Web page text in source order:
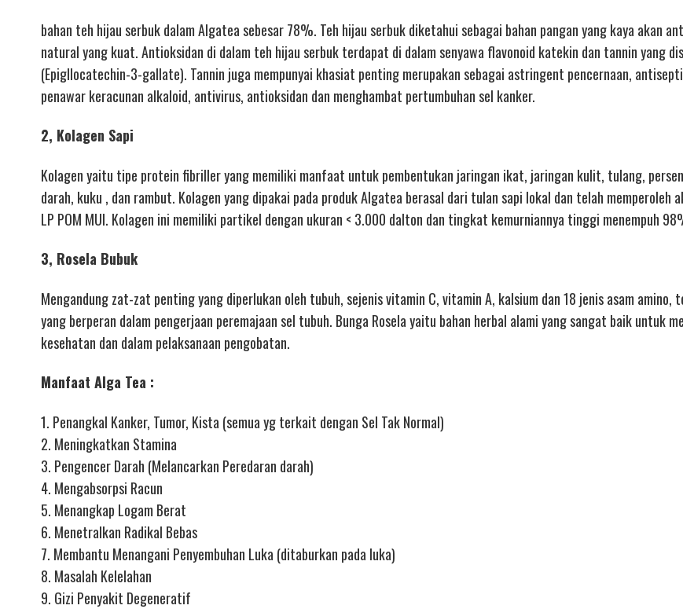
bahan teh hijau serbuk dalam Algatea sebesar 78%. Teh hijau serbuk diketahui sebagai bahan pangan yang kaya akan
natural yang kuat. Antioksidan di dalam teh hijau serbuk terdapat di dalam senyawa flavonoid katekin dan tannin yang
(Epigllocatechin-3-gallate). Tannin juga mempunyai khasiat penting merupakan sebagai astringent pencernaan,
penawar keracunan alkaloid, antivirus, antioksidan dan menghambat pertumbuhan sel kanker.
2, Kolagen Sapi
Kolagen yaitu tipe protein fibriller yang memiliki manfaat untuk pembentukan jaringan ikat, jaringan kulit, tulang,
darah, kuku , dan rambut. Kolagen yang dipakai pada produk Algatea berasal dari tulan sapi lokal dan telah memperoleh
LP POM MUI. Kolagen ini memiliki partikel dengan ukuran < 3.000 dalton dan tingkat kemurniannya tinggi menempuh
3, Rosela Bubuk
Mengandung zat-zat penting yang diperlukan oleh tubuh, sejenis vitamin C, vitamin A, kalsium dan 18 jenis asam amino,
yang berperan dalam pengerjaan peremajaan sel tubuh. Bunga Rosela yaitu bahan herbal alami yang sangat baik untuk
kesehatan dan dalam pelaksanaan pengobatan.
Manfaat Alga Tea :
1. Penangkal Kanker, Tumor, Kista (semua yg terkait dengan Sel Tak Normal)
2. Meningkatkan Stamina
3. Pengencer Darah (Melancarkan Peredaran darah)
4. Mengabsorpsi Racun
5. Menangkap Logam Berat
6. Menetralkan Radikal Bebas
7. Membantu Menangani Penyembuhan Luka (ditaburkan pada luka)
8. Masalah Kelelahan
9. Gizi Penyakit Degeneratif